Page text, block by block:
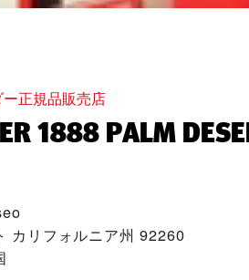
正規品販売店
1888 PALM
カリフォルニア州 92260